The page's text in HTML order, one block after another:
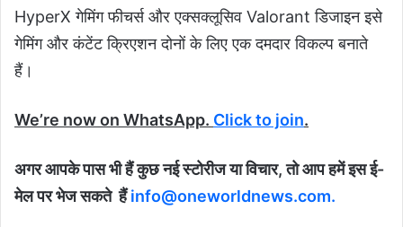
HyperX गेमिंग फीचर्स और एक्सक्लूसिव Valorant डिजाइन इसे
गेमिंग और कंटेंट क्रिएशन दोनों के लिए एक दमदार विकल्प बनाते
हैं।
We’re now on WhatsApp. Click to join.
अगर आपके पास भी हैं कुछ नई स्टोरीज या विचार, तो आप हमें इस ई-
मेल पर भेज सकतेहैंinfo@oneworldnews.com.